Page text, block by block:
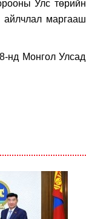
Улс төрийн
маргааш
нд Монгол Улсад